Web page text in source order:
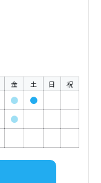
金 土 日 祝
●
●
●